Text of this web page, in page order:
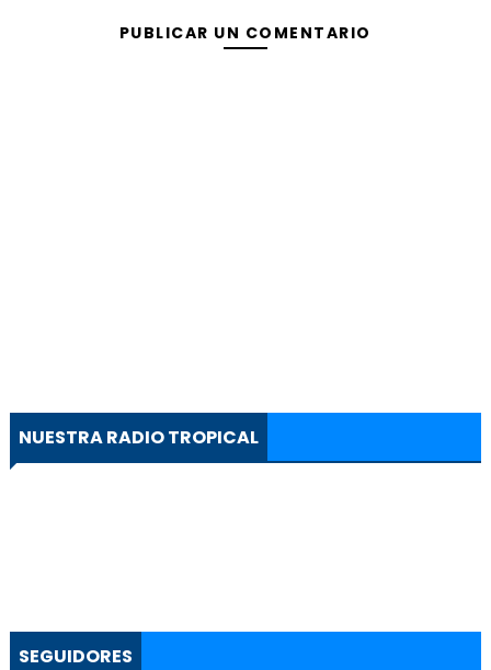
PUBLICAR UN COMENTARIO
NUESTRA RADIO TROPICAL
SEGUIDORES